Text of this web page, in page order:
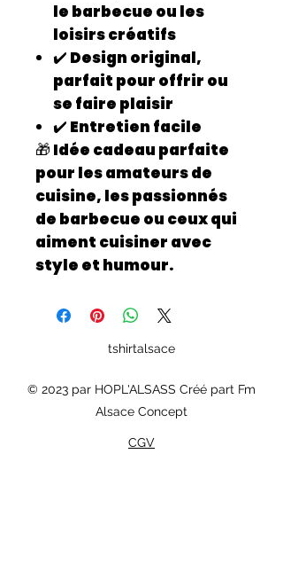
le barbecue ou les
loisirs créatifs
✔️ Design original,
parfait pour offrir ou
se faire plaisir
✔️ Entretien facile
🎁 Idée cadeau parfaite
pour les amateurs de
cuisine, les passionnés
de barbecue ou ceux qui
aiment cuisiner avec
style et humour.
tshirtalsace
© 2023 par HOPL'ALSASS Créé part Fm
Alsace Concept
CGV